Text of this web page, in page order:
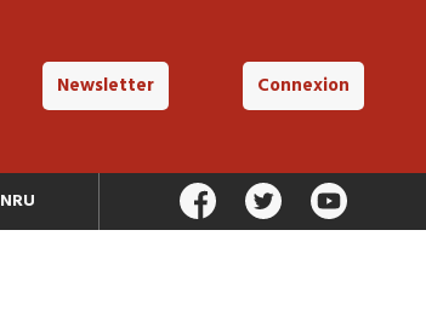
Newsletter Connexion
NRU